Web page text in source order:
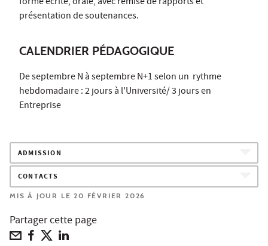
présentation de soutenances.
CALENDRIER PÉDAGOGIQUE
De septembre N à septembre N+1 selon un rythme
hebdomadaire : 2 jours à l'Université/ 3 jours en
Entreprise
ADMISSION
CONTACTS
MIS À JOUR LE 20 FÉVRIER 2026
Partager cette page